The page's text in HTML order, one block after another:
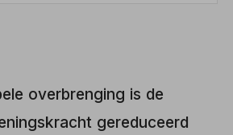
overbrenging is de
gereduceerd